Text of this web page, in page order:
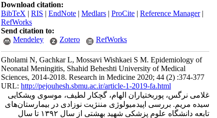
Download citation:
BibTeX|RIS|EndNote|Medlars|ProCite|Reference Manager
RefWorks
Send citation to:
Mendeley
Zotero RefWorks
Gholami N, Gachkar L, Mossavi Wishkaei S M. Epidemiology of
Neonatal Meningitis, Shahid Beheshti University of Medical
Sciences, 2014-2018. Research in Medicine 2020; 44 (2) :374-377
URL:http://pejouhesh.sbmu.ac.ir/article-1-2019-fa.html
غلامی نرگس، پوربختیاران الهام، گچکار لطیف، موسوی ویشکایی
سیده مریم. بررسی اپیدمیولوژی مننژیت نوزادی در بیمارستان‌های
تابعه دانشگاه علوم پزشکی شهید بهشتی از سال ۱۳۹۲ تا سال